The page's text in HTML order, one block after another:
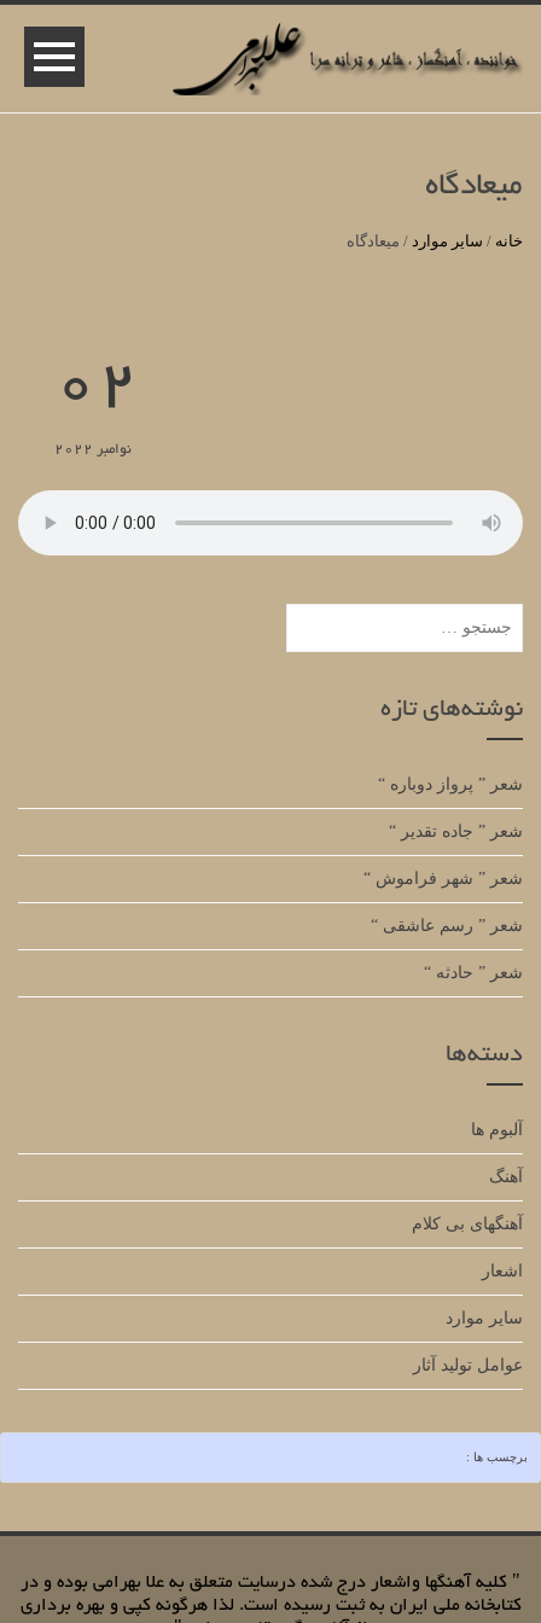
میعادگاه
خانه / سایر موارد / میعادگاه
02
نوامبر 2022
جستجو
برای:
نوشته‌های تازه
شعر ” پرواز دوباره “
شعر ” جاده تقدیر “
شعر ” شهر فراموش “
شعر ” رسم عاشقی “
شعر ” حادثه “
دسته‌ها
آلبوم ها
آهنگ
آهنگهای بی کلام
اشعار
سایر موارد
عوامل تولید آثار
برچسب ها :
" کلیه آهنگها واشعار درج شده درسایت متعلق به علا بهرامی بوده و در
کتابخانه ملی ایران به ثبت رسیده است. لذا هرگونه کپی و بهره برداری